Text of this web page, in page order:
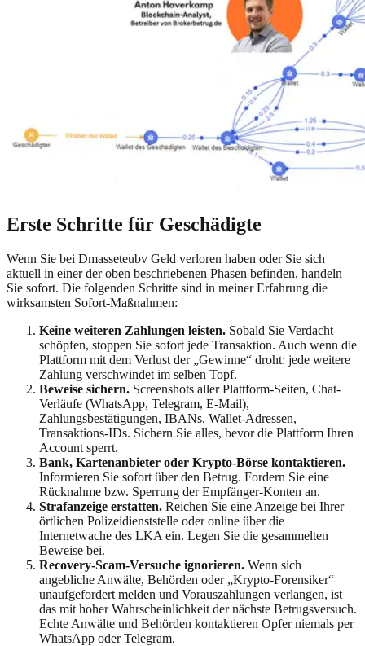
Erste Schritte für Geschädigte
Wenn Sie bei Dmasseteubv Geld verloren haben oder Sie sich
aktuell in einer der oben beschriebenen Phasen befinden, handeln
Sie sofort. Die folgenden Schritte sind in meiner Erfahrung die
wirksamsten Sofort-Maßnahmen:
Keine weiteren Zahlungen leisten. Sobald Sie Verdacht
schöpfen, stoppen Sie sofort jede Transaktion. Auch wenn die
Plattform mit dem Verlust der „Gewinne“ droht: jede weitere
Zahlung verschwindet im selben Topf.
Beweise sichern. Screenshots aller Plattform-Seiten, Chat-
Verläufe (WhatsApp, Telegram, E-Mail),
Zahlungsbestätigungen, IBANs, Wallet-Adressen,
Transaktions-IDs. Sichern Sie alles, bevor die Plattform Ihren
Account sperrt.
Bank, Kartenanbieter oder Krypto-Börse kontaktieren.
Informieren Sie sofort über den Betrug. Fordern Sie eine
Rücknahme bzw. Sperrung der Empfänger-Konten an.
Strafanzeige erstatten. Reichen Sie eine Anzeige bei Ihrer
örtlichen Polizeidienststelle oder online über die
Internetwache des LKA ein. Legen Sie die gesammelten
Beweise bei.
Recovery-Scam-Versuche ignorieren. Wenn sich
angebliche Anwälte, Behörden oder „Krypto-Forensiker“
unaufgefordert melden und Vorauszahlungen verlangen, ist
das mit hoher Wahrscheinlichkeit der nächste Betrugsversuch.
Echte Anwälte und Behörden kontaktieren Opfer niemals per
WhatsApp oder Telegram.